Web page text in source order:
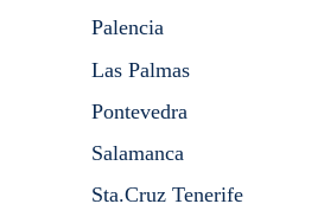
Palencia
Las Palmas
Pontevedra
Salamanca
Sta.Cruz Tenerife